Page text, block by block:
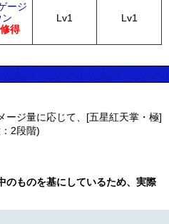
ージ
得
Lv1 Lv1
ージ量に応じて、[五星紅天掌・極]
2段階)
のものを基にしているため、実際